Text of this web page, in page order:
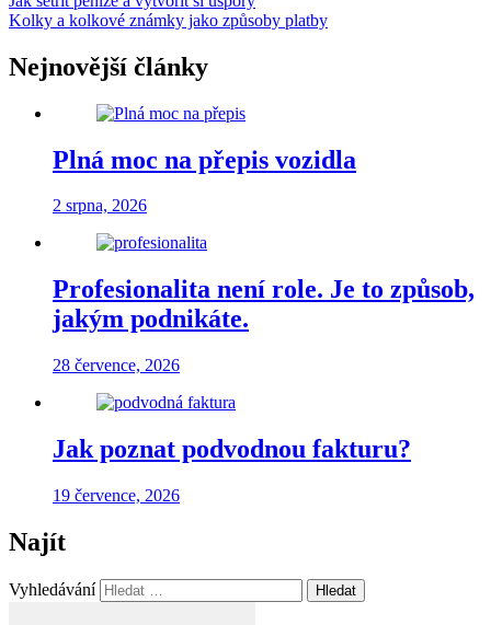
Kolky a kolkové známky jako způsoby platby
Nejnovější články
Plná moc na přepis vozidla
2 srpna, 2026
Profesionalita není role. Je to způsob,
jakým podnikáte.
28 července, 2026
Jak poznat podvodnou fakturu?
19 července, 2026
Najít
Vyhledávání